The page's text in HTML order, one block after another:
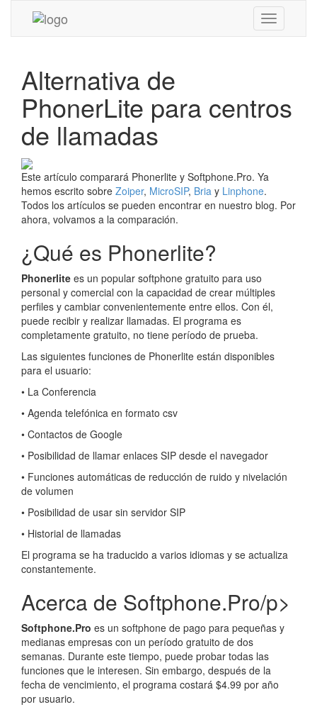
Toggle
navigation
Alternativa de
PhonerLite para centros
de llamadas
Este artículo comparará Phonerlite y Softphone.Pro. Ya
hemos escrito sobre Zoiper, MicroSIP, Bria y Linphone.
Todos los artículos se pueden encontrar en nuestro blog. Por
ahora, volvamos a la comparación.
¿Qué es Phonerlite?
Phonerlite es un popular softphone gratuito para uso
personal y comercial con la capacidad de crear múltiples
perfiles y cambiar convenientemente entre ellos. Con él,
puede recibir y realizar llamadas. El programa es
completamente gratuito, no tiene período de prueba.
Las siguientes funciones de Phonerlite están disponibles
para el usuario:
• La Conferencia
• Agenda telefónica en formato csv
• Contactos de Google
• Posibilidad de llamar enlaces SIP desde el navegador
• Funciones automáticas de reducción de ruido y nivelación
de volumen
• Posibilidad de usar sin servidor SIP
• Historial de llamadas
El programa se ha traducido a varios idiomas y se actualiza
constantemente.
Acerca de Softphone.Pro/p>
Softphone.Pro es un softphone de pago para pequeñas y
medianas empresas con un período gratuito de dos
semanas. Durante este tiempo, puede probar todas las
funciones que le interesen. Sin embargo, después de la
fecha de vencimiento, el programa costará $4.99 por año
por usuario.